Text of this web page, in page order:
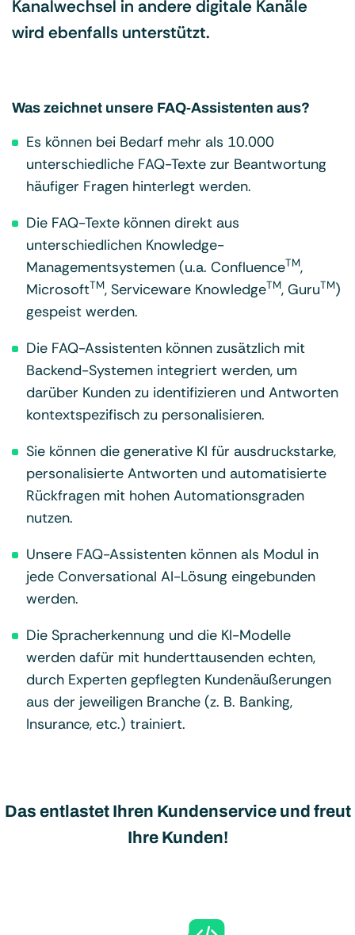
Kanalwechsel in andere digitale Kanäle
wird ebenfalls unterstützt.
Was zeichnet unsere FAQ-Assistenten aus?
Es können bei Bedarf mehr als 10.000
unterschiedliche FAQ-Texte zur Beantwortung
häufiger Fragen hinterlegt werden.
Die FAQ-Texte können direkt aus
unterschiedlichen Knowledge-
Managementsystemen (u.a. ConfluenceTM,
MicrosoftTM, Serviceware KnowledgeTM, GuruTM)
gespeist werden.
Die FAQ-Assistenten können zusätzlich mit
Backend-Systemen integriert werden, um
darüber Kunden zu identifizieren und Antworten
kontextspezifisch zu personalisieren.
Sie können die generative KI für ausdruckstarke,
personalisierte Antworten und automatisierte
Rückfragen mit hohen Automationsgraden
nutzen.
Unsere FAQ-Assistenten können als Modul in
jede Conversational AI-Lösung eingebunden
werden.
Die Spracherkennung und die KI-Modelle
werden dafür mit hunderttausenden echten,
durch Experten gepflegten Kundenäußerungen
aus der jeweiligen Branche (z. B. Banking,
Insurance, etc.) trainiert.
Das entlastet Ihren Kundenservice und freut
Ihre Kunden!